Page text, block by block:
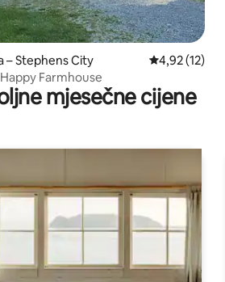
– Stephens City Prosječna
4,92 (12)
Farmhouse
mjesečne cijene